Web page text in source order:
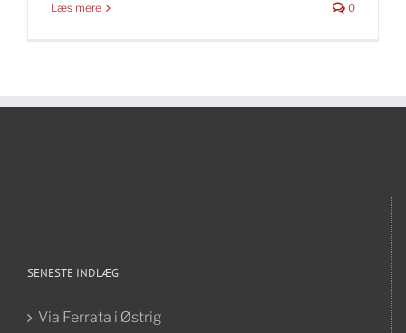
Læs mere 0
SENESTE INDLÆG
Via Ferrata i Østrig